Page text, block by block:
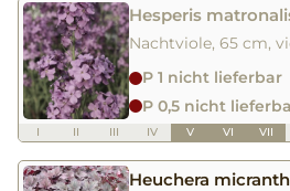
Hesperis
Nachtviole, 65 cm,
P 1 nicht lieferbar
P 0,5 nicht
I II III IV V VI VII
Heuchera